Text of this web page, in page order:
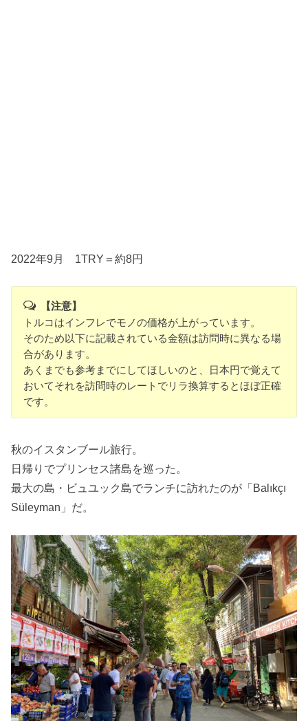
2022年9月 1TRY＝約8円
【注意】
トルコはインフレでモノの価格が上がっています。
そのため以下に記載されている金額は訪問時に異なる場
合があります。
あくまでも参考までにしてほしいのと、日本円で覚えて
おいてそれを訪問時のレートでリラ換算するとほぼ正確
です。
秋のイスタンブール旅行。
日帰りでプリンセス諸島を巡った。
最大の島・ビュユック島でランチに訪れたのが「Balıkçı
Süleyman」だ。